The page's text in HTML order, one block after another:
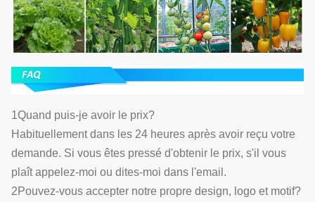
1Quand puis-je avoir le prix?
Habituellement dans les 24 heures après avoir reçu votre
demande. Si vous êtes pressé d'obtenir le prix, s'il vous
plaît appelez-moi ou dites-moi dans l'email.
2Pouvez-vous accepter notre propre design, logo et motif?